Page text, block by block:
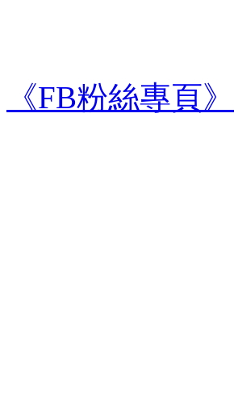
《FB粉絲專頁》